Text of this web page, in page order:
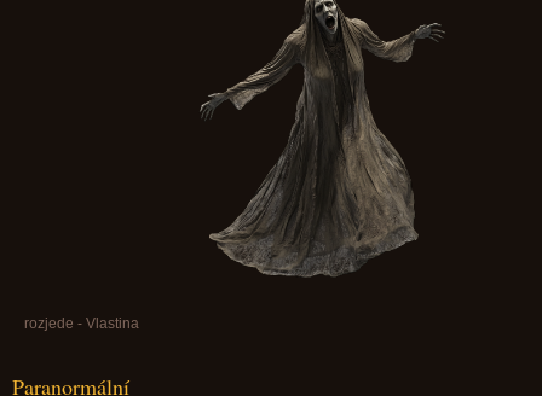
rozjede - Vlastina
Paranormální